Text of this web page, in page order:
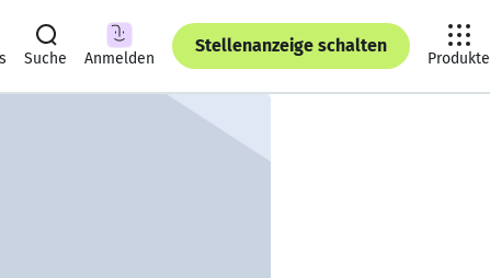
Suche Anmelden
Stellenanzeige schalten
Produkte